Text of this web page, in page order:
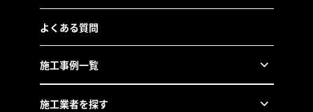
よくある質問
施工事例一覧
施工業者を探す